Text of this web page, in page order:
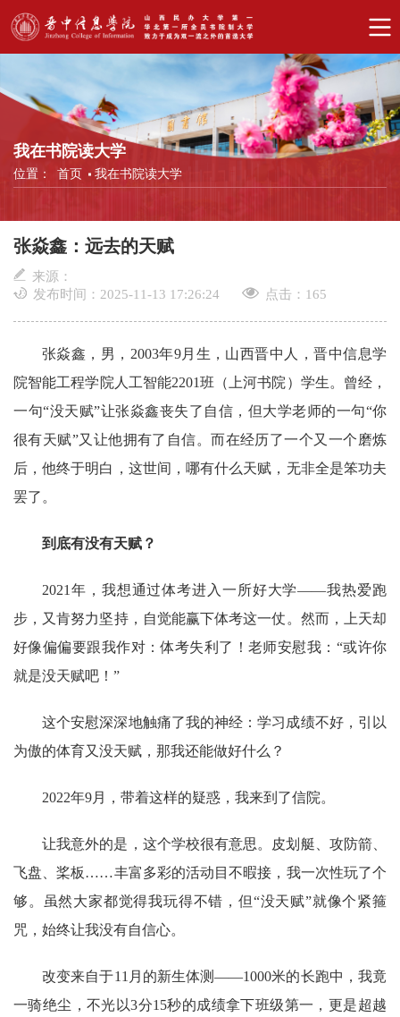
我在书院读大学
位置： 首页 我在书院读大学
张焱鑫：远去的天赋
来源：
发布时间：2025-11-13 17:26:24
点击： 165
张焱鑫，男，2003年9月生，山西晋中人，晋中信息学
院智能工程学院人工智能2201班（上河书院）学生。曾经，
一句“没天赋”让张焱鑫丧失了自信，但大学老师的一句“你
很有天赋”又让他拥有了自信。而在经历了一个又一个磨炼
后，他终于明白，这世间，哪有什么天赋，无非全是笨功夫
罢了。
到底有没有天赋？
2021年，我想通过体考进入一所好大学——我热爱跑
步，又肯努力坚持，自觉能赢下体考这一仗。然而，上天却
好像偏偏要跟我作对：体考失利了！老师安慰我：“或许你
就是没天赋吧！”
这个安慰深深地触痛了我的神经：学习成绩不好，引以
为傲的体育又没天赋，那我还能做好什么？
2022年9月，带着这样的疑惑，我来到了信院。
让我意外的是，这个学校很有意思。皮划艇、攻防箭、
飞盘、桨板……丰富多彩的活动目不暇接，我一次性玩了个
够。虽然大家都觉得我玩得不错，但“没天赋”就像个紧箍
咒，始终让我没有自信心。
改变来自于11月的新生体测——1000米的长跑中，我竟
一骑绝尘，不光以3分15秒的成绩拿下班级第一，更是超越